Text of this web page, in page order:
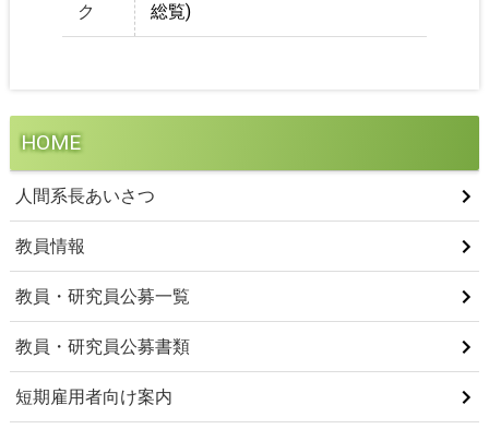
ク
総覧)
HOME
人間系長あいさつ
教員情報
教員・研究員公募一覧
教員・研究員公募書類
短期雇用者向け案内